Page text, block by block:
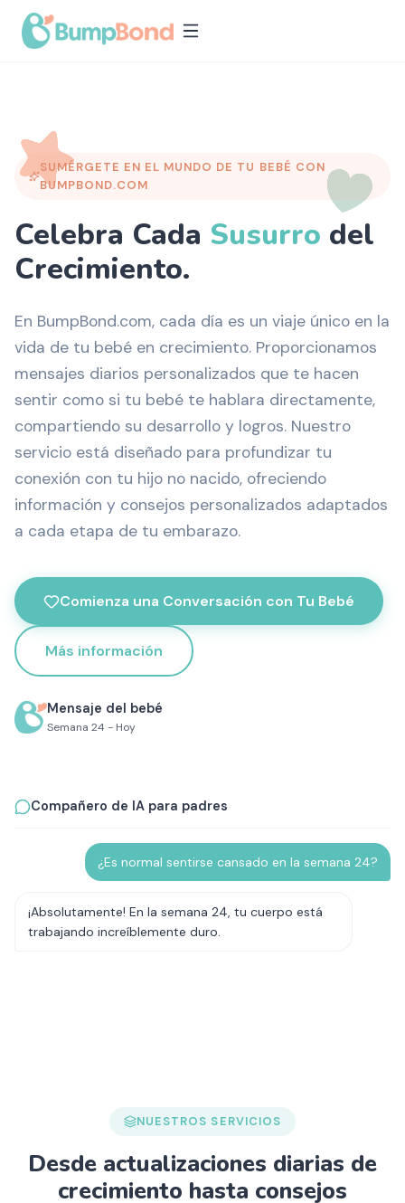
SUMÉRGETE EN EL MUNDO DE TU BEBÉ CON
BUMPBOND.COM
Celebra Cada Susurro del
Crecimiento.
En BumpBond.com, cada día es un viaje único en la
vida de tu bebé en crecimiento. Proporcionamos
mensajes diarios personalizados que te hacen
sentir como si tu bebé te hablara directamente,
compartiendo su desarrollo y logros. Nuestro
servicio está diseñado para profundizar tu
conexión con tu hijo no nacido, ofreciendo
información y consejos personalizados adaptados
a cada etapa de tu embarazo.
Comienza una Conversación con Tu Bebé
Más información
Mensaje del bebé
Semana 24 - Hoy
Compañero de IA para padres
¿Es normal sentirse cansado en la semana 24?
¡Absolutamente! En la semana 24, tu cuerpo está
trabajando increíblemente duro.
NUESTROS SERVICIOS
Desde actualizaciones diarias de
crecimiento hasta consejos